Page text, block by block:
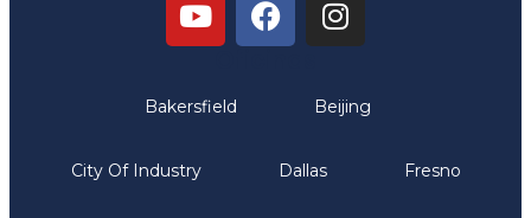
Bakersfield Beijing
City Of Industry Dallas Fresno